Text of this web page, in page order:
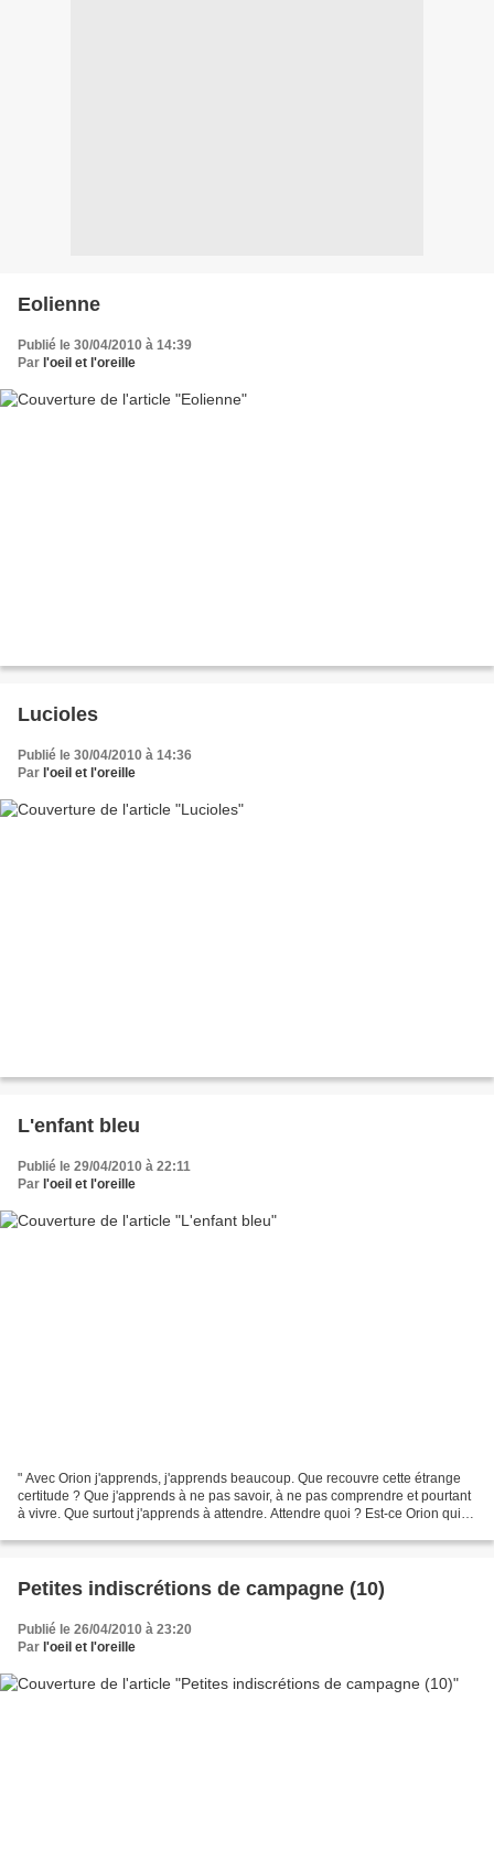
Eolienne
Publié le 30/04/2010 à 14:39
Par l'oeil et l'oreille
Lucioles
Publié le 30/04/2010 à 14:36
Par l'oeil et l'oreille
L'enfant bleu
Publié le 29/04/2010 à 22:11
Par l'oeil et l'oreille
" Avec Orion j'apprends, j'apprends beaucoup. Que recouvre cette étrange
certitude ? Que j'apprends à ne pas savoir, à ne pas comprendre et pourtant
à vivre. Que surtout j'apprends à attendre. Attendre quoi ? Est-ce Orion qui
Petites indiscrétions de campagne (10)
Publié le 26/04/2010 à 23:20
Par l'oeil et l'oreille